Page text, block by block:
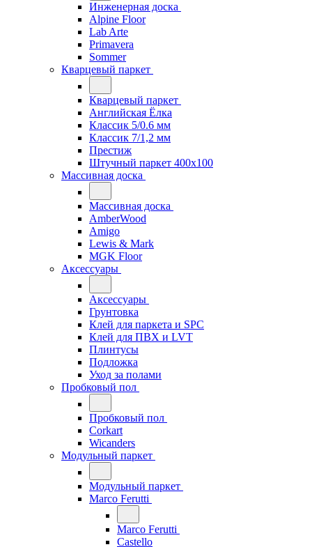
Инженерная доска
Alpine Floor
Lab Arte
Primavera
Sommer
Кварцевый паркет
Кварцевый паркет
Английская Ёлка
Классик 5/0.6 мм
Классик 7/1,2 мм
Престиж
Штучный паркет 400x100
Массивная доска
Массивная доска
AmberWood
Amigo
Lewis & Mark
MGK Floor
Аксессуары
Аксессуары
Грунтовка
Клей для паркета и SPC
Клей для ПВХ и LVT
Плинтусы
Подложка
Уход за полами
Пробковый пол
Пробковый пол
Corkart
Wicanders
Модульный паркет
Модульный паркет
Marco Ferutti
Marco Ferutti
Castello